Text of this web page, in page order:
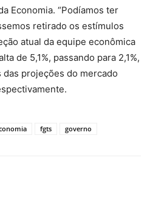
Economia. “Podíamos ter
retirado os estímulos
atual da equipe econômica
de 5,1%, passando para 2,1%,
das projeções do mercado
fgts governo